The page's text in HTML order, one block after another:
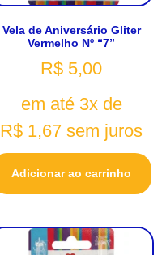
Vela de Aniversário Gliter
Vermelho Nº “7”
R$ 5,00
em até 3x de
R$ 1,67 sem juros
Adicionar ao carrinho